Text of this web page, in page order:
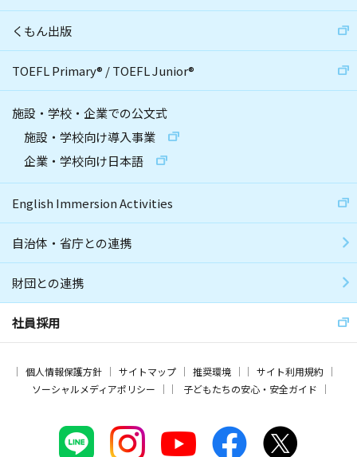
くもん出版
TOEFL Primary® /TOEFL Junior®
施設・学校・企業での公文式
施設・学校向け導入事業
企業・学校向け日本語
English Immersion Activities
自治体・省庁との連携
財団との連携
社員採用
個人情報保護方針 サイトマップ 推奨環境
サイト利用規約
ソーシャルメディアポリシー
子どもたちの安心・安全ガイド